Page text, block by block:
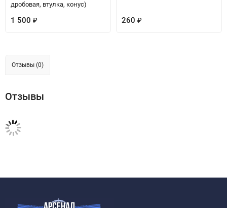
дробовая, втулка, конус)
1 500 ₽ 260 ₽
Отзывы (0)
Отзывы